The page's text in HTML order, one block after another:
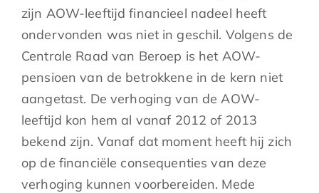
zijn AOW-leeftijd financieel nadeel heeft
ondervonden was niet in geschil. Volgens de
Centrale Raad van Beroep is het AOW-
pensioen van de betrokkene in de kern niet
aangetast. De verhoging van de AOW-
leeftijd kon hem al vanaf 2012 of 2013
bekend zijn. Vanaf dat moment heeft hij zich
op de financiële consequenties van deze
verhoging kunnen voorbereiden. Mede